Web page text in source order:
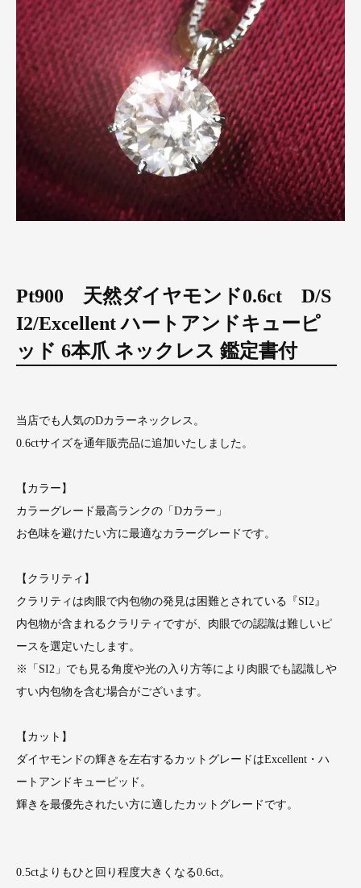
Pt900 天然ダイヤモンド0.6ct D/S
I2/Excellent ハートアンドキューピ
ッド 6本爪 ネックレス 鑑定書付
当店でも人気のDカラーネックレス。
0.6ctサイズを通年販売品に追加いたしました。
【カラー】
カラーグレード最高ランクの「Dカラー」
お色味を避けたい方に最適なカラーグレードです。
【クラリティ】
クラリティは肉眼で内包物の発見は困難とされている『SI2』
内包物が含まれるクラリティですが、肉眼での認識は難しいピ
ースを選定いたします。
※「SI2」でも見る角度や光の入り方等により肉眼でも認識しや
すい内包物を含む場合がございます。
【カット】
ダイヤモンドの輝きを左右するカットグレードはExcellent・ハ
ートアンドキューピッド。
輝きを最優先されたい方に適したカットグレードです。
0.5ctよりもひと回り程度大きくなる0.6ct。